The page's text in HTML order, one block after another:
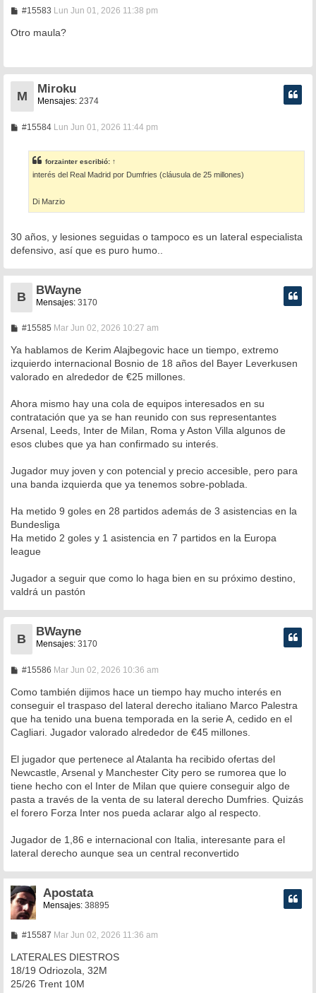
#15583M
n
e
Lun Jun 01, 2026 11:38 pm
Otro maula?
M
Miroku
Mensajes: 2374
#15584M
a
j
Lun Jun 01, 2026 11:44 pm
forzainter escribió: ↑
interés del Real Madrid por Dumfries (cláusula de 25 millones)
Di Marzio
30 años, y lesiones seguidas o tampoco es un lateral especialista
defensivo, así que es puro humo..
B
BWayne
Mensajes: 3170
#15585M
n
a
j
Mar Jun 02, 2026 10:27 am
Ya hablamos de Kerim Alajbegovic hace un tiempo, extremo
izquierdo internacional Bosnio de 18 años del Bayer Leverkusen
valorado en alrededor de €25 millones.
Ahora mismo hay una cola de equipos interesados en su
contratación que ya se han reunido con sus representantes
Arsenal, Leeds, Inter de Milan, Roma y Aston Villa algunos de
esos clubes que ya han confirmado su interés.
Jugador muy joven y con potencial y precio accesible, pero para
una banda izquierda que ya tenemos sobre-poblada.
Ha metido 9 goles en 28 partidos además de 3 asistencias en la
Bundesliga
Ha metido 2 goles y 1 asistencia en 7 partidos en la Europa
league
Jugador a seguir que como lo haga bien en su próximo destino,
valdrá un pastón
B
BWayne
Mensajes: 3170
#15586M
n
s
a
j
e
Mar Jun 02, 2026 10:36 am
Como también dijimos hace un tiempo hay mucho interés en
conseguir el traspaso del lateral derecho italiano Marco Palestra
que ha tenido una buena temporada en la serie A, cedido en el
Cagliari. Jugador valorado alrededor de €45 millones.
El jugador que pertenece al Atalanta ha recibido ofertas del
Newcastle, Arsenal y Manchester City pero se rumorea que lo
tiene hecho con el Inter de Milan que quiere conseguir algo de
pasta a través de la venta de su lateral derecho Dumfries. Quizás
el forero Forza Inter nos pueda aclarar algo al respecto.
Jugador de 1,86 e internacional con Italia, interesante para el
lateral derecho aunque sea un central reconvertido
Apostata
Mensajes:38895
#15587M
n
s
a
j
Mar Jun 02, 2026 11:36 am
LATERALES DIESTROS
18/19 Odriozola, 32M
25/26 Trent 10M